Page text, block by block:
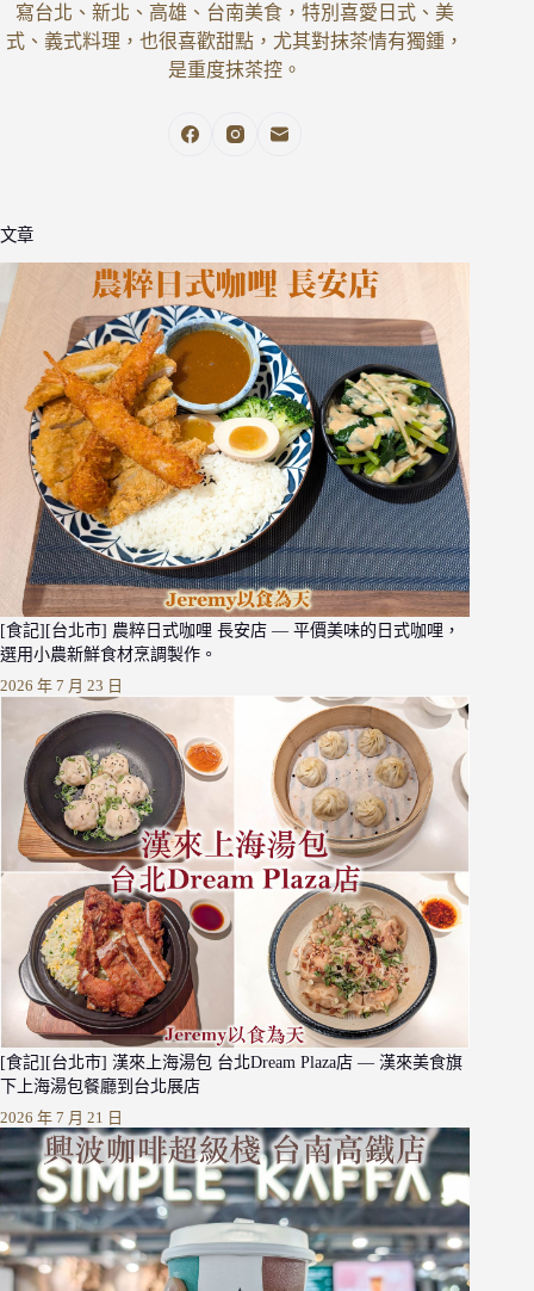
寫台北、新北、高雄、台南美食，特別喜愛日式、美
式、義式料理，也很喜歡甜點，尤其對抹茶情有獨鍾，
是重度抹茶控。
文章
[食記][台北市] 農粹日式咖哩 長安店 — 平價美味的日式咖哩，
選用小農新鮮食材烹調製作。
2026 年 7 月 23 日
[食記][台北市] 漢來上海湯包 台北Dream Plaza店 — 漢來美食旗
下上海湯包餐廳到台北展店
2026 年 7 月 21 日